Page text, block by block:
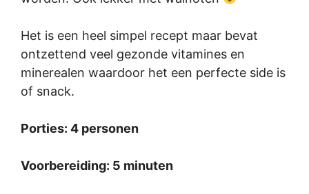
Het is een heel simpel recept maar bevat
ontzettend veel gezonde vitamines en
minerealen waardoor het een perfecte side is
of snack.
Porties: 4 personen
Voorbereiding: 5 minuten